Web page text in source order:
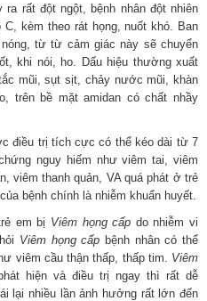
rất đột ngột, bệnh nhân đột nhiên
kèm theo rát họng, nuốt khó. Ban
từ từ cảm giác này sẽ chuyển
khi nói, ho. Dấu hiệu thường xuất
mũi, sụt sịt, chảy nước mũi, khàn
trên bề mặt amidan có chất nhầy
điều trị tích cực có thể kéo dài từ 7
nguy hiểm như viêm tai, viêm
viêm thanh quản, VA quá phát ở trẻ
bệnh chính là nhiễm khuẩn huyết.
em bị Viêm họng cấp do nhiễm vi
Viêm họng cấp bệnh nhân có thể
viêm cầu thận thấp, thấp tim. Viêm
hiện và điều trị ngay thì rất dễ
lại nhiều lần ảnh hưởng rất lớn đến